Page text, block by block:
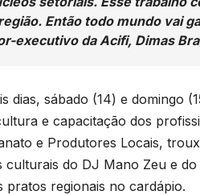
Então todo mundo vai
executivo da Acifi, Dimas
dias, sábado (14) e domingo
e capacitação dos
e Produtores Locais,
culturais do DJ Mano Zeu e
pratos regionais no cardápio.